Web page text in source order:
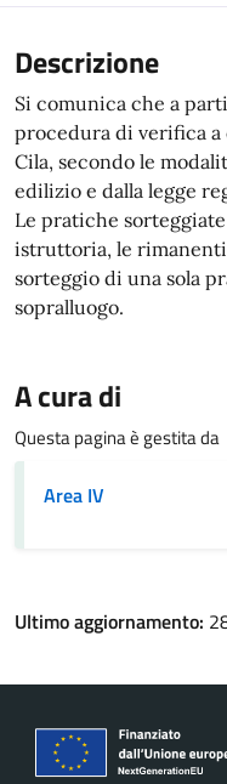
Descrizione
Si comunica che a
procedura di verifica a
Cila, secondo le
edilizio e dalla legge
Le pratiche
istruttoria, le
sorteggio di una sola
sopralluogo.
A cura di
Questa pagina è gestita da
Area IV
Ultimo aggiornamento: